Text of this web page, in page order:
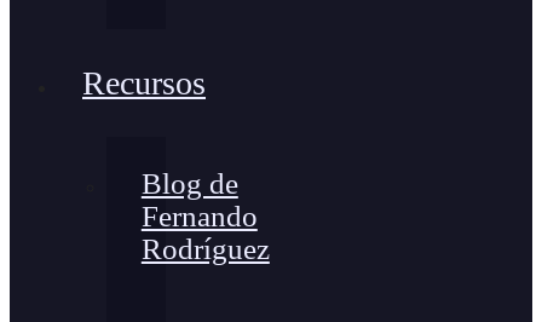
Recursos
Blog de
Fernando
Rodríguez